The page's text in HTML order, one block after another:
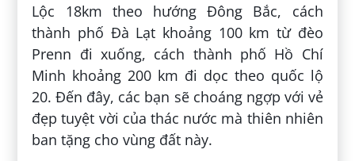
Lộc 18km theo hướng Đông Bắc, cách
thành phố Đà Lạt khoảng 100 km từ đèo
Prenn đi xuống, cách thành phố Hồ Chí
Minh khoảng 200 km đi dọc theo quốc lộ
20. Đến đây, các bạn sẽ choáng ngợp với vẻ
đẹp tuyệt vời của thác nước mà thiên nhiên
ban tặng cho vùng đất này.